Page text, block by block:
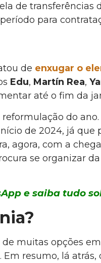
de transferências
para
de enxugar o
Edu, Martín Rea,
até o fim da
do
de 2024, já que
agora, com a
se organizar
e saiba tudo
muitas opções
resumo, lá atrás,